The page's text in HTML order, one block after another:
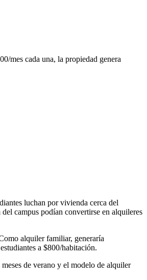
mes cada una, la propiedad genera
luchan por vivienda cerca del
campus podían convertirse en alquileres
alquiler familiar, generaría
a $800/habitación.
de verano y el modelo de alquiler